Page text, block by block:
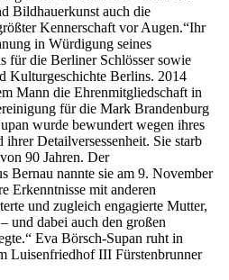
Bildhauerkunst auch die
Kennerschaft vor Augen.“Ihr
in Würdigung seines
für die Berliner Schlösser sowie
Kulturgeschichte Berlins. 2014
Mann die Ehrenmitgliedschaft in
für die Mark Brandenburg
wurde bewundert wegen ihres
Detailversessenheit. Sie starb
90 Jahren. Der
Bernau nannte sie am 9. November
Erkenntnisse mit anderen
und zugleich engagierte Mutter,
und dabei auch den großen
Eva Börsch-Supan ruht in
Luisenfriedhof III Fürstenbrunner